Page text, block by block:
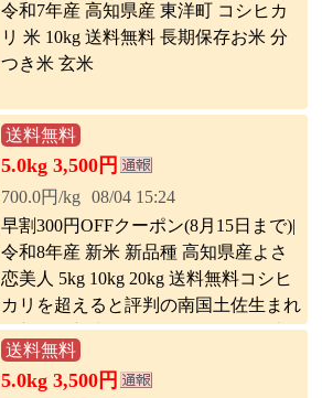
令和7年産 高知県産 東洋町 コシヒカ
リ 米 10kg 送料無料 長期保存お米 分
つき米 玄米
送料無料
5.0kg 3,500円
700.0円/kg 08/04 15:24
早割300円OFFクーポン(8月15日まで)|
令和8年産 新米 新品種 高知県産よさ
恋美人 5kg 10kg 20kg 送料無料コシヒ
カリを超えると評判の南国土佐生まれ
の新品種新米をいち早くお届け 精米
白米 美味しいお米 2026年産※北海
道、沖縄及び離島は別途送料
送料無料
5.0kg 3,500円